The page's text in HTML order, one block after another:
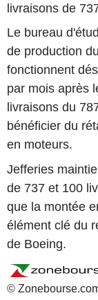
livraisons de
Le bureau
de production
fonctionnent
par mois après
livraisons du
bénéficier du
en moteurs.
Jefferies
de 737 et 100
que la montée
élément clé du
de Boeing.
©